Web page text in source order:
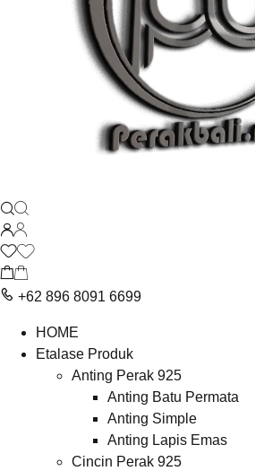
+62 896 8091 6699
HOME
Etalase Produk
Anting Perak 925
Anting Batu Permata
Anting Simple
Anting Lapis Emas
Cincin Perak 925